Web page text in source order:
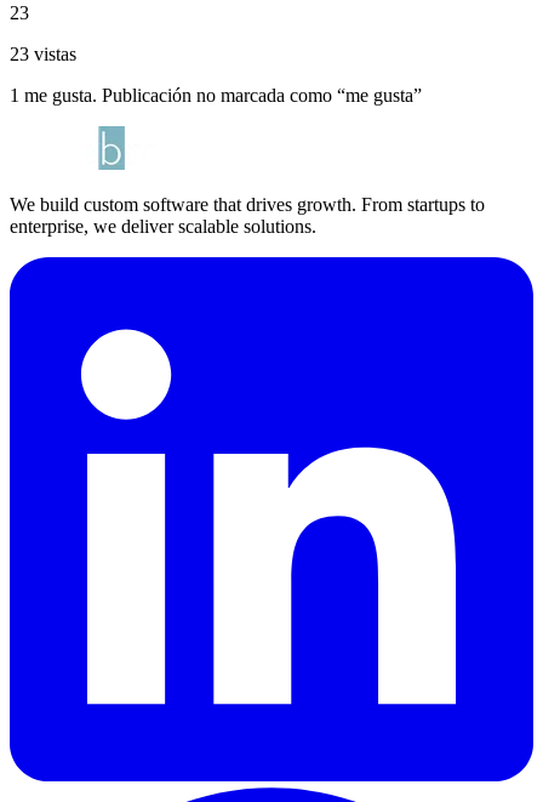
23
23 vistas
1 me gusta. Publicación no marcada como “me gusta”
We build custom software that drives growth. From startups to
enterprise, we deliver scalable solutions.